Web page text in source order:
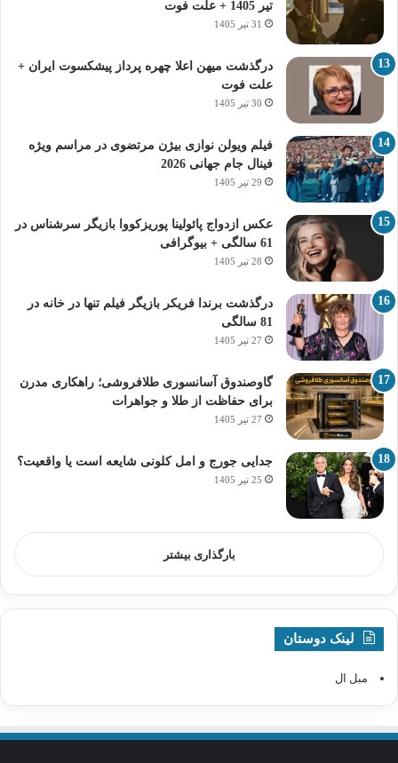
تیر 1405 + علت فوت
31 تیر 1405
درگذشت میهن اعلا چهره پرداز پیشکسوت ایران +
علت فوت
30 تیر 1405
فیلم ویولن نوازی بیژن مرتضوی در مراسم ویژه
فینال جام جهانی 2026
29 تیر 1405
عکس ازدواج پائولینا پوریزکووا بازیگر سرشناس در
61 سالگی + بیوگرافی
28 تیر 1405
درگذشت برندا فریکر بازیگر فیلم تنها در خانه در
81 سالگی
27 تیر 1405
گاوصندوق آسانسوری طلافروشی؛ راهکاری مدرن
برای حفاظت از طلا و جواهرات
27 تیر 1405
جدایی جورج و امل کلونی شایعه است یا واقعیت؟
25 تیر 1405
بارگذاری بیشتر
لینک دوستان
مبل ال